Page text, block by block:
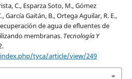
C., Esparza Soto, M., Gómez
García Gaitán, B., Ortega Aguilar, R. E.,
de agua de efluentes de
membranas. Tecnología Y
tyca/article/view/249